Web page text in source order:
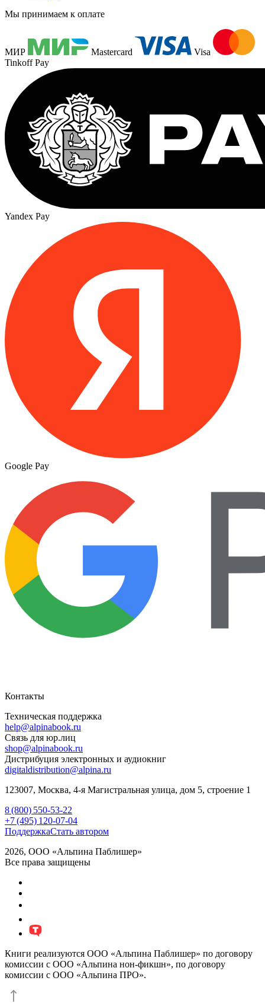
Мы принимаем к оплате
МИР Mastercard
Visa
Tinkoff Pay
Yandex Pay
Google Pay
Контакты
Техническая поддержка
help@alpinabook.ru
Связь для юр.лиц
shop@alpinabook.ru
Дистрибуция электронных и аудиокниг
digitaldistribution@alpina.ru
123007, Москва, 4-я Магистральная улица, дом 5, строение 1
8 (800) 550-53-22
+7 (495) 120-07-04
ПоддержкаСтать автором
2026, ООО «Альпина Паблишер»
Все права защищены
Книги реализуются ООО «Альпина Паблишер» по договору
комиссии с ООО «Альпина нон-фикшн», по договору
комиссии с ООО «Альпина ПРО».